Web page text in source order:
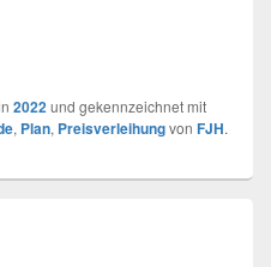
2022und gekennzeichnet mit
, Plan, Preisverleihungvon FJH.